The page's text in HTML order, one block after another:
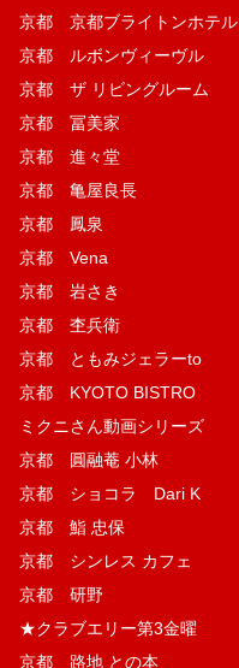
京都 京都ブライトンホテル
京都 ルボンヴィーヴル
京都 ザ リビングルーム
京都 冨美家
京都 進々堂
京都 亀屋良長
京都 鳳泉
京都 Vena
京都 岩さき
京都 杢兵衛
京都 ともみジェラーto
京都 KYOTO BISTRO
ミクニさん動画シリーズ
京都 圓融菴 小林
京都 ショコラ Dari K
京都 鮨 忠保
京都 シンレス カフェ
京都 研野
★クラブエリー第3金曜
京都 路地 との本